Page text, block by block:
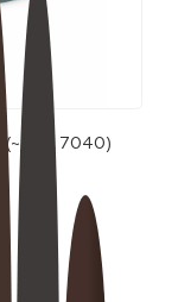
(~RAL 7040)